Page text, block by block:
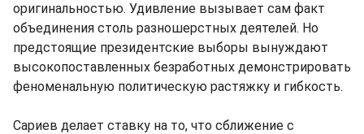
оригинальностью. Удивление вызывает сам факт
объединения столь разношерстных деятелей. Но
предстоящие президентские выборы вынуждают
высокопоставленных безработных демонстрировать
феноменальную политическую растяжку и гибкость.
Сариев делает ставку на то, что сближение с